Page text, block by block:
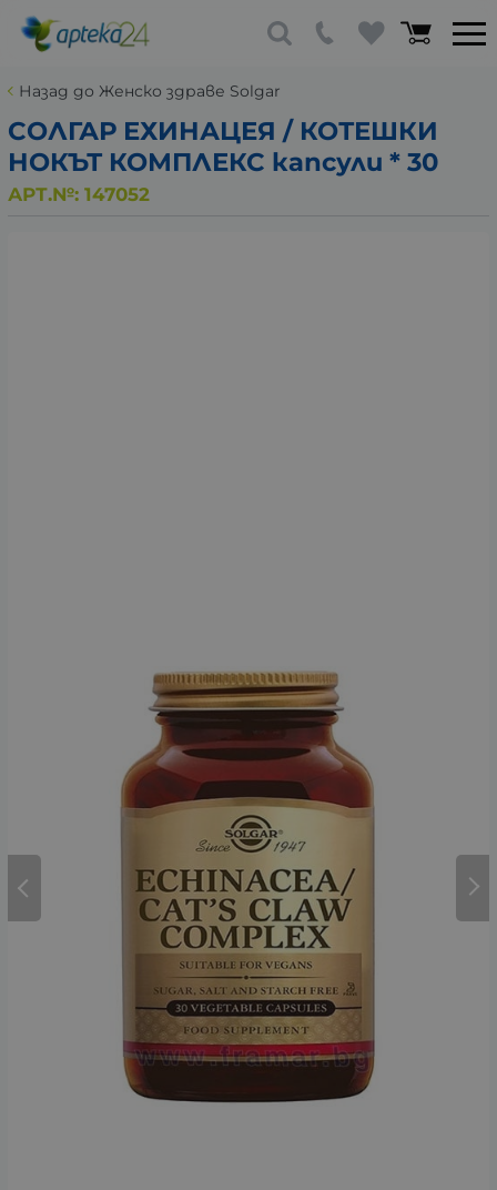
Назад до Женско здраве Solgar
СОЛГАР ЕХИНАЦЕЯ / КОТЕШКИ
НОКЪТ КОМПЛЕКС капсули * 30
АРТ.№: 147052